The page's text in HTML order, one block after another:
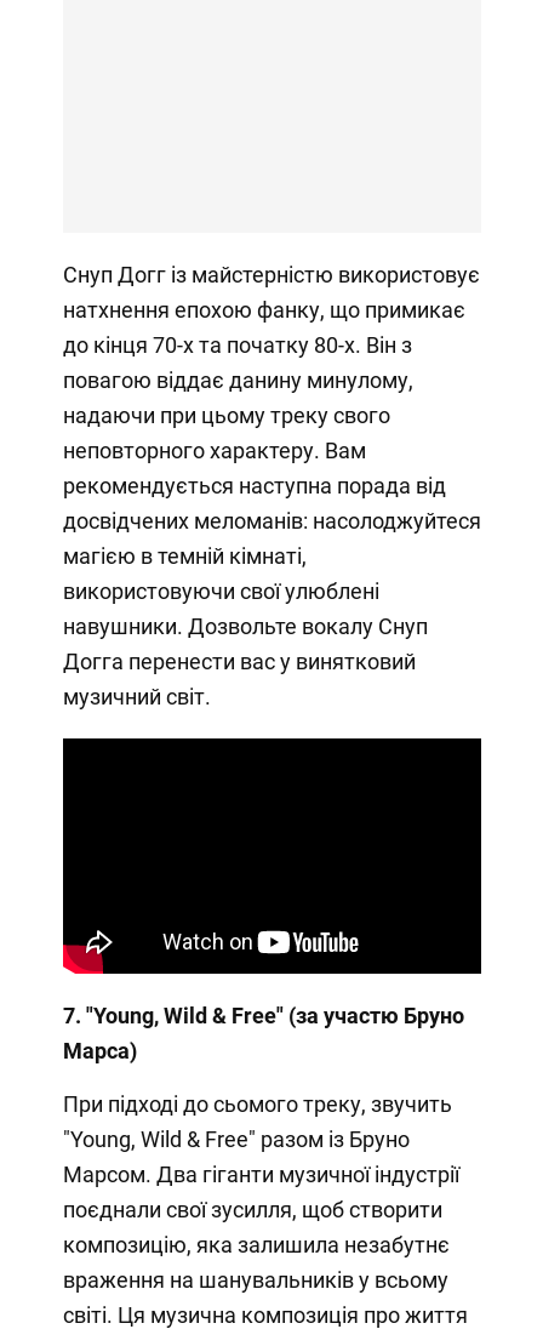
Снуп Догг із майстерністю використовує
натхнення епохою фанку, що примикає
до кінця 70-х та початку 80-х. Він з
повагою віддає данину минулому,
надаючи при цьому треку свого
неповторного характеру. Вам
рекомендується наступна порада від
досвідчених меломанів: насолоджуйтеся
магією в темній кімнаті,
використовуючи свої улюблені
навушники. Дозвольте вокалу Снуп
Догга перенести вас у винятковий
музичний світ.
7. "Young, Wild & Free" (за участю Бруно
Марса)
При підході до сьомого треку, звучить
"Young, Wild & Free" разом із Бруно
Марсом. Два гіганти музичної індустрії
поєднали свої зусилля, щоб створити
композицію, яка залишила незабутнє
враження на шанувальників у всьому
світі. Ця музична композиція про життя